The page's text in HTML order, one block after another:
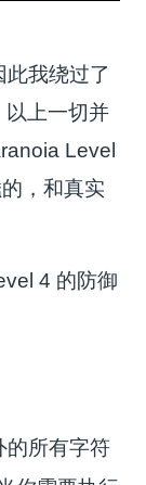
我绕过了
上一切并
Level
，和真实
4 的防御
的所有字符